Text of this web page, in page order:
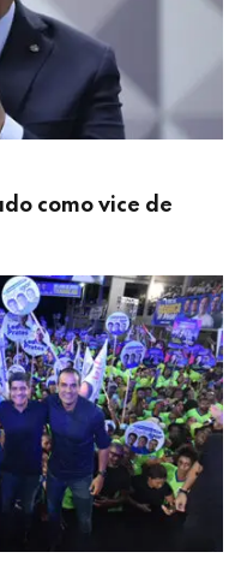
como vice de